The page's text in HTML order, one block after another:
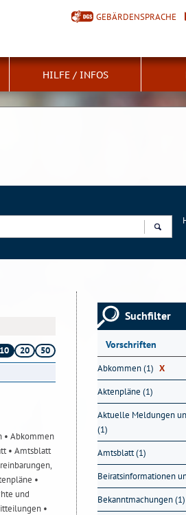
GEBÄRDENSPRACHE
HILFE / INFOS
10 20
50
• Abkommen
• Amtsblatt
•
und
•
Suchfilter
Vorschriften
Abkommen (1) X
Aktenpläne (1)
Aktuelle Meldungen
(1)
Amtsblatt (1)
Beiratsinformationen
Bekanntmachungen (1)